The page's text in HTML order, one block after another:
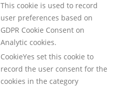
This cookie is used to record
user preferences based on
GDPR Cookie Consent on
Analytic cookies.
CookieYes set this cookie to
record the user consent for the
cookies in the category